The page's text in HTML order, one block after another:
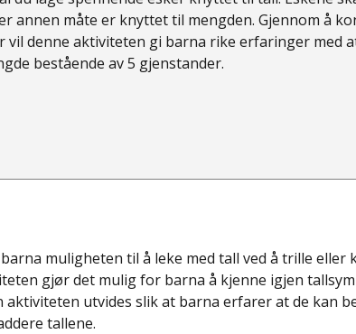
annen måte er knyttet til mengden. Gjennom å
vil denne aktiviteten gi barna rike erfaringer med
bestående av 5 gjenstander.
muligheten til å leke med tall ved å trille eller
gjør det mulig for barna å kjenne igjen
aktiviteten utvides slik at barna erfarer at de kan
tallene.